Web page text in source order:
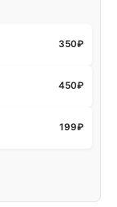
350₽
450₽
199₽